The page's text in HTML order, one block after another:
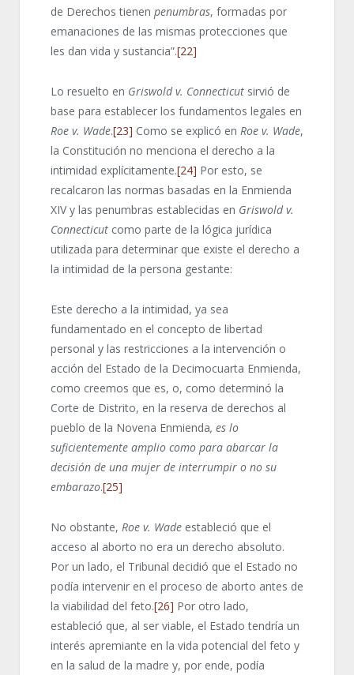
de Derechos tienen penumbras, formadas por
emanaciones de las mismas protecciones que
les dan vida y sustancia”.[22]
Lo resuelto en Griswold v. Connecticutsirvió de
base para establecer los fundamentos legales en
Roe v. Wade.[23] Como se explicó en Roe v. Wade,
la Constitución no menciona el derecho a la
intimidad explícitamente.[24] Por esto, se
recalcaron las normas basadas en la Enmienda
XIV y las penumbras establecidas en Griswold v.
Connecticutcomo parte de la lógica jurídica
utilizada para determinar que existe el derecho a
la intimidad de la persona gestante:
Este derecho a la intimidad, ya sea
fundamentado en el concepto de libertad
personal y las restricciones a la intervención o
acción del Estado de la Decimocuarta Enmienda,
como creemos que es, o, como determinó la
Corte de Distrito, en la reserva de derechos al
pueblo de la Novena Enmienda, es lo
suficientemente amplio como para abarcar la
decisión de una mujer de interrumpir o no su
embarazo.[25]
No obstante, Roe v. Wadeestableció que el
acceso al aborto no era un derecho absoluto.
Por un lado, el Tribunal decidió que el Estado no
podía intervenir en el proceso de aborto antes de
la viabilidad del feto.[26] Por otro lado,
estableció que, al ser viable, el Estado tendría un
interés apremiante en la vida potencial del feto y
en la salud de la madre y, por ende, podía